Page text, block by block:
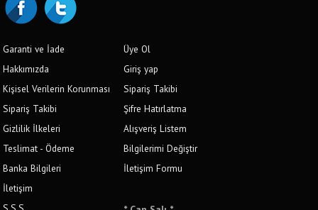
Garanti ve İade
Hakkımızda
Kişisel Verilerin Korunması
Sipariş Takibi
Gizlilik İlkeleri
Teslimat - Ödeme
Banka Bilgileri
İletişim
Üye Ol
Giriş yap
Sipariş Takibi
Şifre Hatırlatma
Alışveriş Listem
Bilgilerimi Değiştir
İletişim Formu